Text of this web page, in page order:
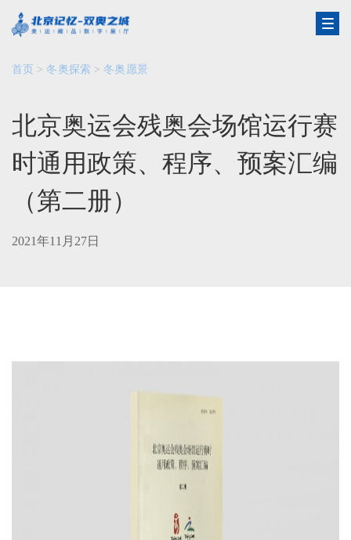
首页 > 冬奥探索 > 冬奥愿景
北京奥运会残奥会场馆运行赛
时通用政策、程序、预案汇编
（第二册）
2021年11月27日